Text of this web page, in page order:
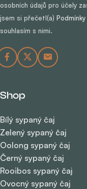
osobních údajů pro účely
jsem si přečetl(a)
souhlasím s nimi.
Shop
Bílý sypaný čaj
Zelený sypaný čaj
Oolong sypaný čaj
Černý sypaný čaj
Rooibos sypaný čaj
Ovocný sypaný čaj